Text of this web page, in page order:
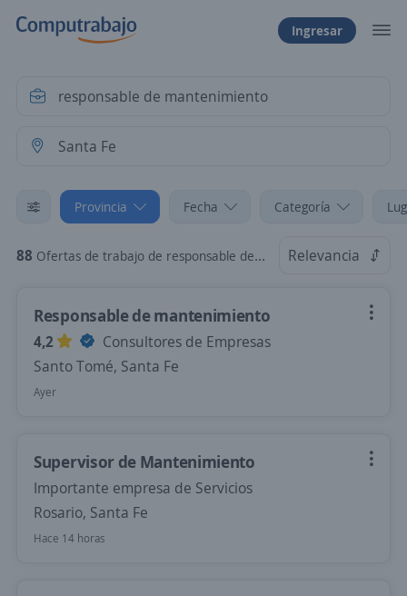
Ingresar
Provincia Fecha Categoría
88 Ofertas de trabajo de responsable de mantenimiento en Santa Fe Relevancia
Responsable de mantenimiento
4,2
Consultores de Empresas
Santo Tomé, Santa Fe
Ayer
Supervisor de Mantenimiento
Importante empresa de Servicios
Rosario, Santa Fe
Hace 14 horas